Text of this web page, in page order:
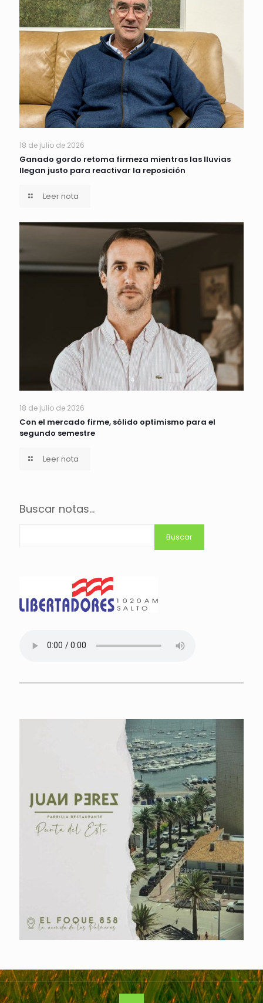
18 de julio de 2026
Ganado gordo retoma firmeza mientras las lluvias
llegan justo para reactivar la reposición
Leer nota
18 de julio de 2026
Con el mercado firme, sólido optimismo para el
segundo semestre
Leer nota
Buscar notas...
Buscar